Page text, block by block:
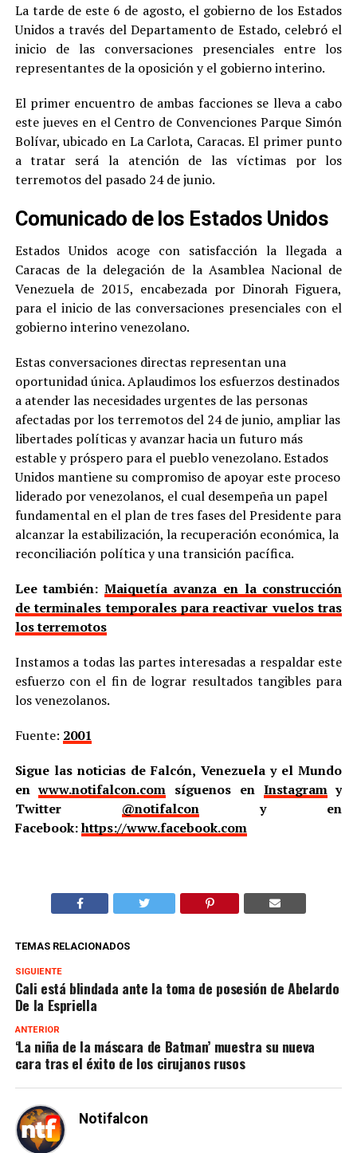
La tarde de este 6 de agosto, el gobierno de los Estados
Unidos a través del Departamento de Estado, celebró el
inicio de las conversaciones presenciales entre los
representantes de la oposición y el gobierno interino.
El primer encuentro de ambas facciones se lleva a cabo
este jueves en el Centro de Convenciones Parque Simón
Bolívar, ubicado en La Carlota, Caracas. El primer punto
a tratar será la atención de las víctimas por los
terremotos del pasado 24 de junio.
Comunicado de los Estados Unidos
Estados Unidos acoge con satisfacción la llegada a
Caracas de la delegación de la Asamblea Nacional de
Venezuela de 2015, encabezada por Dinorah Figuera,
para el inicio de las conversaciones presenciales con el
gobierno interino venezolano.
Estas conversaciones directas representan una
oportunidad única. Aplaudimos los esfuerzos destinados
a atender las necesidades urgentes de las personas
afectadas por los terremotos del 24 de junio, ampliar las
libertades políticas y avanzar hacia un futuro más
estable y próspero para el pueblo venezolano. Estados
Unidos mantiene su compromiso de apoyar este proceso
liderado por venezolanos, el cual desempeña un papel
fundamental en el plan de tres fases del Presidente para
alcanzar la estabilización, la recuperación económica, la
reconciliación política y una transición pacífica.
Lee también: Maiquetía avanza en la construcción
de terminales temporales para reactivar vuelos tras
los terremotos
Instamos a todas las partes interesadas a respaldar este
esfuerzo con el fin de lograr resultados tangibles para
los venezolanos.
Fuente: 2001
Sigue las noticias de Falcón, Venezuela y el Mundo
enwww.notifalcon.com síguenos en Instagramy
Twitter @notifalcony en
Facebook:https://www.facebook.com
TEMAS RELACIONADOS
SIGUIENTE
Cali está blindada ante la toma de posesión de Abelardo
De la Espriella
ANTERIOR
‘La niña de la máscara de Batman’ muestra su nueva
cara tras el éxito de los cirujanos rusos
Notifalcon